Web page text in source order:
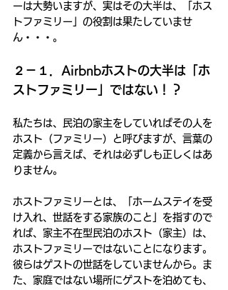
ーは大勢いますが、実はその大半は、「ホス
トファミリー」の役割は果たしていませ
ん・・・。
２－１．Airbnbホストの大半は「ホ
ストファミリー」ではない！？
私たちは、民泊の家主をしていればその人を
ホスト（ファミリー）と呼びますが、言葉の
定義から言えば、それは必ずしも正しくはあ
りません。
ホストファミリーとは、「ホームステイを受
け入れ、世話をする家族のこと」を指すので
れば、家主不在型民泊のホスト（家主）は、
ホストファミリーではないことになります。
彼らはゲストの世話をしていませんから。ま
た、家庭ではない場所にゲストを泊めても、